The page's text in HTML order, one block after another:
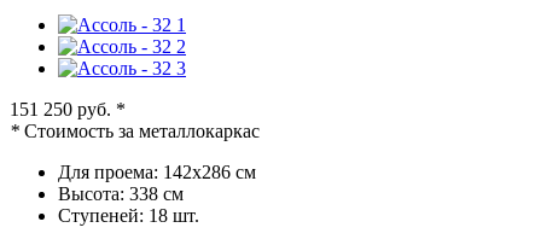
151 250 руб. *
* Стоимость за металлокаркас
Для проема: 142х286 см
Высота: 338 см
Ступеней: 18 шт.